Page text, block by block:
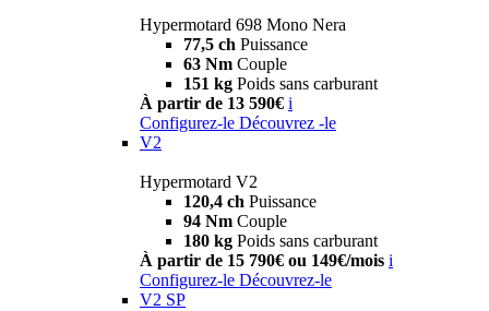
Hypermotard 698 Mono Nera
77,5 ch Puissance
63 Nm Couple
151 kg Poids sans carburant
À partir de 13 590€ i
Configurez-le Découvrez -le
V2
Hypermotard V2
120,4 ch Puissance
94 Nm Couple
180 kg Poids sans carburant
À partir de 15 790€ ou 149€/mois i
Configurez-le Découvrez-le
V2 SP